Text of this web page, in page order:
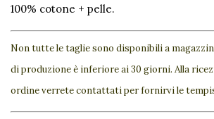
100% cotone + pelle.
Non tutte le taglie sono disponibili a
di produzione è inferiore ai 30 giorni. Alla
ordine verrete contattati per fornirvi le